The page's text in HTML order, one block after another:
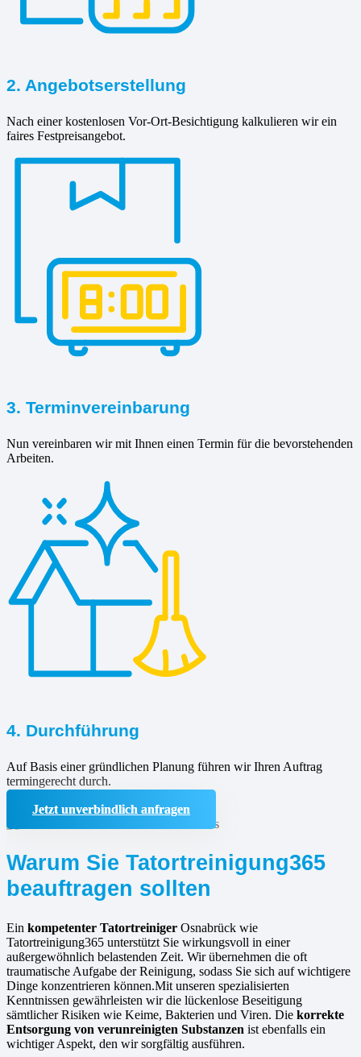
2. Angebotserstellung
Nach einer kostenlosen Vor-Ort-Besichtigung kalkulieren wir ein
faires Festpreisangebot.
3. Terminvereinbarung
Nun vereinbaren wir mit Ihnen einen Termin für die bevorstehenden
Arbeiten.
4. Durchführung
Auf Basis einer gründlichen Planung führen wir Ihren Auftrag
termingerecht durch.
Jetzt unverbindlich anfragen
Warum Sie Tatortreinigung365
beauftragen sollten
Ein kompetenter Tatortreiniger Osnabrück wie
Tatortreinigung365 unterstützt Sie wirkungsvoll in einer
außergewöhnlich belastenden Zeit. Wir übernehmen die oft
traumatische Aufgabe der Reinigung, sodass Sie sich auf wichtigere
Dinge konzentrieren können.Mit unseren spezialisierten
Kenntnissen gewährleisten wir die lückenlose Beseitigung
sämtlicher Risiken wie Keime, Bakterien und Viren. Die korrekte
Entsorgung von verunreinigten Substanzen ist ebenfalls ein
wichtiger Aspekt, den wir sorgfältig ausführen.